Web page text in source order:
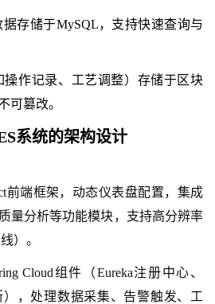
据存储于MySQL，支持快速查询与
操作记录、工艺调整）存储于区块
可篡改。
系统的架构设计
前端框架，动态仪表盘配置，集成
量分析等功能模块，支持高分辨率
）。
Cloud组件（Eureka注册中心、
），处理数据采集、告警触发、工